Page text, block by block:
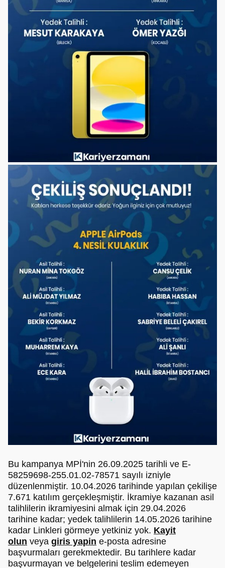
Bu kampanya MPİ'nin 26.09.2025 tarihli ve E-
58259698-255.01.02-78571 sayılı izniyle
düzenlenmiştir. 10.04.2026 tarihinde yapılan çekilişe
7.671 katılım gerçekleşmiştir. İkramiye kazanan asil
talihlilerin ikramiyesini almak için 29.04.2026
tarihine kadar; yedek talihlilerin 14.05.2026 tarihine
kadar Linkleri görmeye yetkiniz yok. Kayit
olun veya giris yapin e-posta adresine
başvurmaları gerekmektedir. Bu tarihlere kadar
başvurmayan ve belgelerini teslim edemeyen